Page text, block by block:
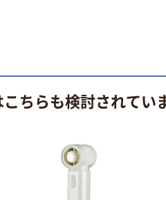
ちらも検討されてい